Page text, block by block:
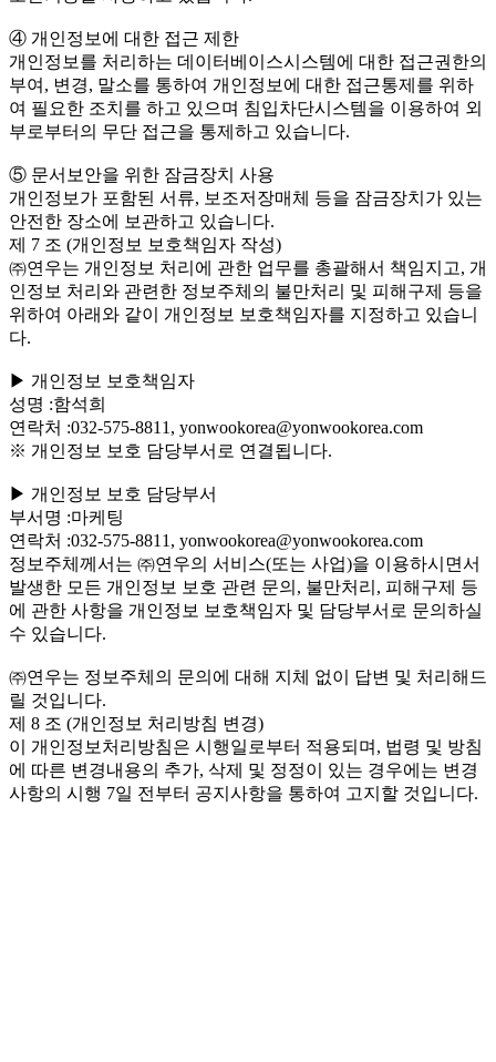
④ 개인정보에 대한 접근 제한
개인정보를 처리하는 데이터베이스시스템에 대한 접근권한의
부여, 변경, 말소를 통하여 개인정보에 대한 접근통제를 위하
여 필요한 조치를 하고 있으며 침입차단시스템을 이용하여 외
부로부터의 무단 접근을 통제하고 있습니다.
⑤ 문서보안을 위한 잠금장치 사용
개인정보가 포함된 서류, 보조저장매체 등을 잠금장치가 있는
안전한 장소에 보관하고 있습니다.
제 7 조 (개인정보 보호책임자 작성)
㈜연우는 개인정보 처리에 관한 업무를 총괄해서 책임지고, 개
인정보 처리와 관련한 정보주체의 불만처리 및 피해구제 등을
위하여 아래와 같이 개인정보 보호책임자를 지정하고 있습니
다.
▶ 개인정보 보호책임자
성명 :함석희
연락처 :032-575-8811, yonwookorea@yonwookorea.com
※ 개인정보 보호 담당부서로 연결됩니다.
▶ 개인정보 보호 담당부서
부서명 :마케팅
연락처 :032-575-8811, yonwookorea@yonwookorea.com
정보주체께서는 ㈜연우의 서비스(또는 사업)을 이용하시면서
발생한 모든 개인정보 보호 관련 문의, 불만처리, 피해구제 등
에 관한 사항을 개인정보 보호책임자 및 담당부서로 문의하실
수 있습니다.
㈜연우는 정보주체의 문의에 대해 지체 없이 답변 및 처리해드
릴 것입니다.
제 8 조 (개인정보 처리방침 변경)
이 개인정보처리방침은 시행일로부터 적용되며, 법령 및 방침
에 따른 변경내용의 추가, 삭제 및 정정이 있는 경우에는 변경
사항의 시행 7일 전부터 공지사항을 통하여 고지할 것입니다.